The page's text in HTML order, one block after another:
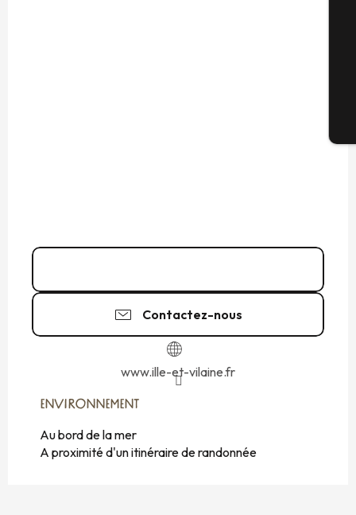
Contactez-nous
www.ille-et-vilaine.fr
ENVIRONNEMENT
ENVIRONNEMENT
Au bord de la mer
A proximité d'un itinéraire de randonnée